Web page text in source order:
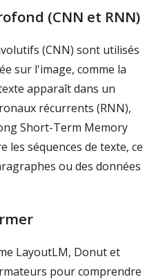
(CNN et RNN)
(CNN) sont utilisés
sur l'image, comme la
apparaît dans un
récurrents (RNN),
Short-Term Memory
les séquences de texte, ce
ou des données
LayoutLM, Donut et
pour comprendre